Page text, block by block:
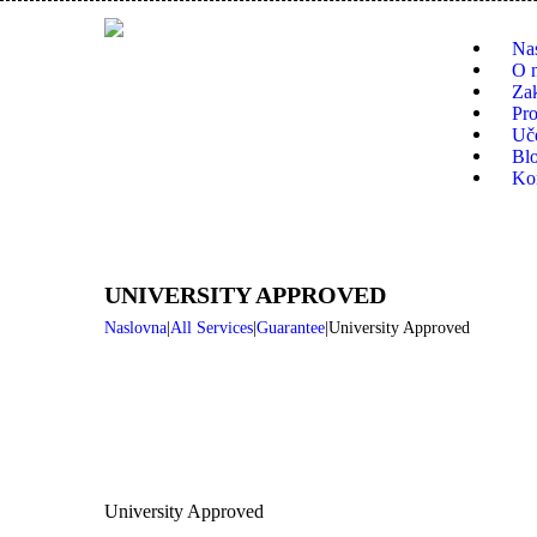
O
UNIVERSITY APPROVED
Naslovna All Services Guarantee University Approved
University Approved